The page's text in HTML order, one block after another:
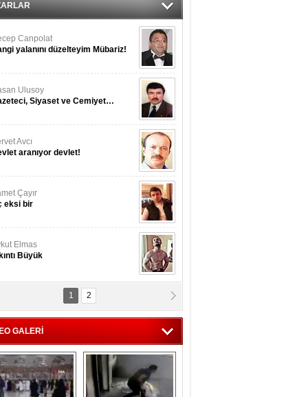
Canpolat
yalanını düzelteyim Mübariz!
Ulusoy
Siyaset ve Cemiyet…
Avcı
aranıyor devlet!
Çayır
eksi bir
Elmas
Büyük
Akyol
...!
1 2
GALERİ